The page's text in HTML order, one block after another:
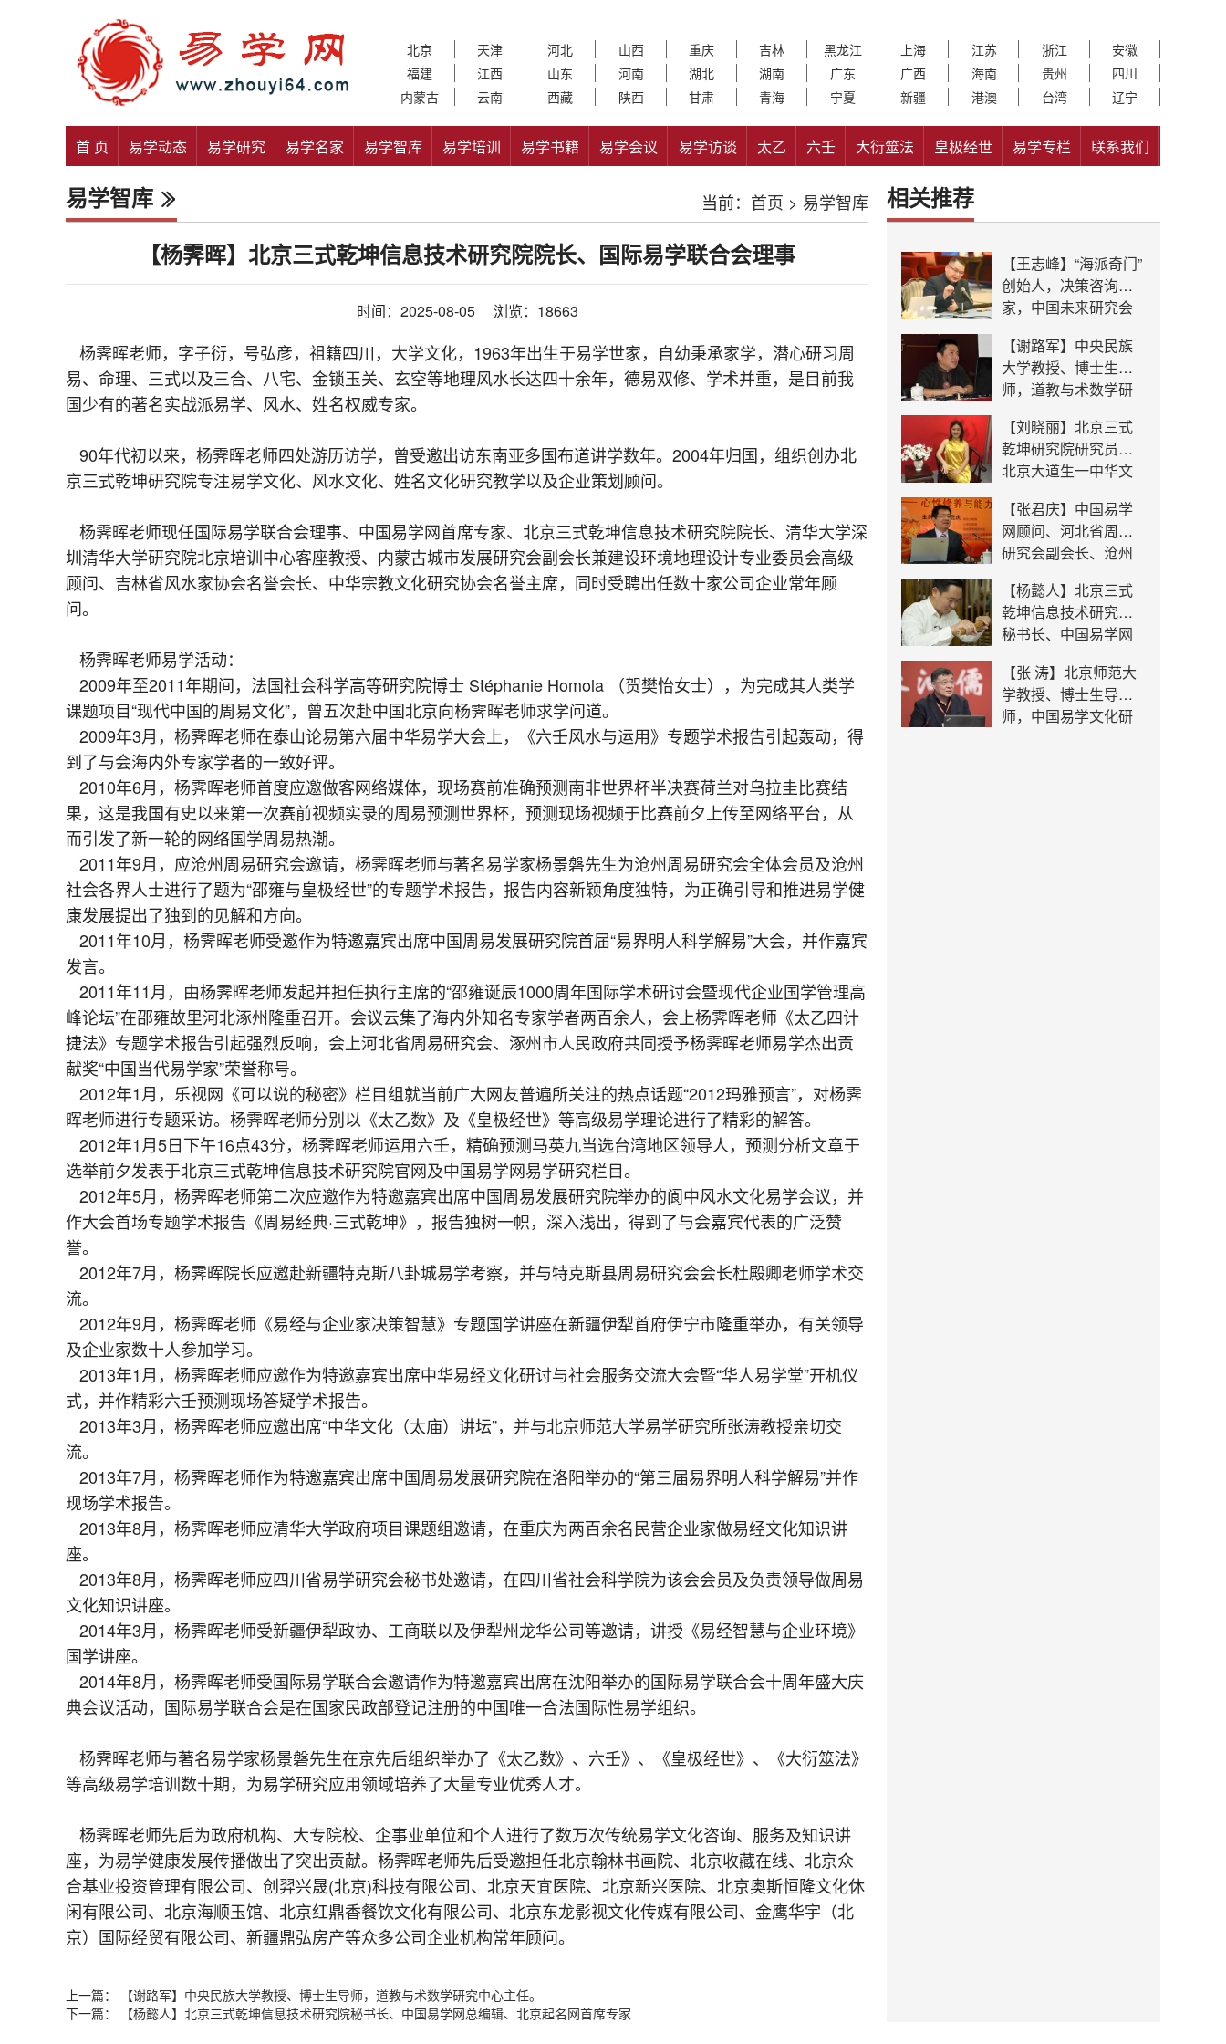
北京 天津 河北 山西 重庆 吉林 黑龙江 上海 江苏 浙江
安徽
福建
江西 山东 河南 湖北 湖南 广东 广西 海南 贵州
四川
内蒙古
云南 西藏 陕西 甘肃 青海 宁夏 新疆 港澳 台湾 辽宁
首 页 易学动态 易学研究 易学名家 易学智库 易学培训 易学书籍 易学会议 易学访谈 太乙 六壬 大衍筮法 皇极经世 易学专栏 联系我们
易学智库 当前： 首页 > 易学智库
【杨霁晖】北京三式乾坤信息技术研究院院长、国际易学联合会理事
时间：2025-08-05 浏览：18663
杨霁晖老师，字子衍，号弘彦，祖籍四川，大学文化，1963年出生于易学世家，自幼秉承家学，潜心研习周
易、命理、三式以及三合、八宅、金锁玉关、玄空等地理风水长达四十余年，德易双修、学术并重，是目前我
国少有的著名实战派易学、风水、姓名权威专家。
90年代初以来，杨霁晖老师四处游历访学，曾受邀出访东南亚多国布道讲学数年。2004年归国，组织创办北
京三式乾坤研究院专注易学文化、风水文化、姓名文化研究教学以及企业策划顾问。
杨霁晖老师现任国际易学联合会理事、中国易学网首席专家、北京三式乾坤信息技术研究院院长、清华大学深
圳清华大学研究院北京培训中心客座教授、内蒙古城市发展研究会副会长兼建设环境地理设计专业委员会高级
顾问、吉林省风水家协会名誉会长、中华宗教文化研究协会名誉主席，同时受聘出任数十家公司企业常年顾
问。
杨霁晖老师易学活动：
2009年至2011年期间，法国社会科学高等研究院博士 Stéphanie Homola （贺樊怡女士），为完成其人类学
课题项目“现代中国的周易文化”，曾五次赴中国北京向杨霁晖老师求学问道。
2009年3月，杨霁晖老师在泰山论易第六届中华易学大会上，《六壬风水与运用》专题学术报告引起轰动，得
到了与会海内外专家学者的一致好评。
2010年6月，杨霁晖老师首度应邀做客网络媒体，现场赛前准确预测南非世界杯半决赛荷兰对乌拉圭比赛结
果，这是我国有史以来第一次赛前视频实录的周易预测世界杯，预测现场视频于比赛前夕上传至网络平台，从
而引发了新一轮的网络国学周易热潮。
2011年9月，应沧州周易研究会邀请，杨霁晖老师与著名易学家杨景磐先生为沧州周易研究会全体会员及沧州
社会各界人士进行了题为“邵雍与皇极经世”的专题学术报告，报告内容新颖角度独特，为正确引导和推进易学健
康发展提出了独到的见解和方向。
2011年10月，杨霁晖老师受邀作为特邀嘉宾出席中国周易发展研究院首届“易界明人科学解易”大会，并作嘉宾
发言。
2011年11月，由杨霁晖老师发起并担任执行主席的“邵雍诞辰1000周年国际学术研讨会暨现代企业国学管理高
峰论坛”在邵雍故里河北涿州隆重召开。会议云集了海内外知名专家学者两百余人，会上杨霁晖老师《太乙四计
捷法》专题学术报告引起强烈反响，会上河北省周易研究会、涿州市人民政府共同授予杨霁晖老师易学杰出贡
献奖“中国当代易学家”荣誉称号。
2012年1月，乐视网《可以说的秘密》栏目组就当前广大网友普遍所关注的热点话题“2012玛雅预言”，对杨霁
晖老师进行专题采访。杨霁晖老师分别以《太乙数》及《皇极经世》等高级易学理论进行了精彩的解答。
2012年1月5日下午16点43分，杨霁晖老师运用六壬，精确预测马英九当选台湾地区领导人，预测分析文章于
选举前夕发表于北京三式乾坤信息技术研究院官网及中国易学网易学研究栏目。
2012年5月，杨霁晖老师第二次应邀作为特邀嘉宾出席中国周易发展研究院举办的阆中风水文化易学会议，并
作大会首场专题学术报告《周易经典·三式乾坤》，报告独树一帜，深入浅出，得到了与会嘉宾代表的广泛赞
誉。
2012年7月，杨霁晖院长应邀赴新疆特克斯八卦城易学考察，并与特克斯县周易研究会会长杜殿卿老师学术交
流。
2012年9月，杨霁晖老师《易经与企业家决策智慧》专题国学讲座在新疆伊犁首府伊宁市隆重举办，有关领导
及企业家数十人参加学习。
2013年1月，杨霁晖老师应邀作为特邀嘉宾出席中华易经文化研讨与社会服务交流大会暨“华人易学堂”开机仪
式，并作精彩六壬预测现场答疑学术报告。
2013年3月，杨霁晖老师应邀出席“中华文化（太庙）讲坛”，并与北京师范大学易学研究所张涛教授亲切交
流。
2013年7月，杨霁晖老师作为特邀嘉宾出席中国周易发展研究院在洛阳举办的“第三届易界明人科学解易”并作
现场学术报告。
2013年8月，杨霁晖老师应清华大学政府项目课题组邀请，在重庆为两百余名民营企业家做易经文化知识讲
座。
2013年8月，杨霁晖老师应四川省易学研究会秘书处邀请，在四川省社会科学院为该会会员及负责领导做周易
文化知识讲座。
2014年3月，杨霁晖老师受新疆伊犁政协、工商联以及伊犁州龙华公司等邀请，讲授《易经智慧与企业环境》
国学讲座。
2014年8月，杨霁晖老师受国际易学联合会邀请作为特邀嘉宾出席在沈阳举办的国际易学联合会十周年盛大庆
典会议活动，国际易学联合会是在国家民政部登记注册的中国唯一合法国际性易学组织。
杨霁晖老师与著名易学家杨景磐先生在京先后组织举办了《太乙数》、六壬》、《皇极经世》、《大衍筮法》
等高级易学培训数十期，为易学研究应用领域培养了大量专业优秀人才。
杨霁晖老师先后为政府机构、大专院校、企事业单位和个人进行了数万次传统易学文化咨询、服务及知识讲
座，为易学健康发展传播做出了突出贡献。杨霁晖老师先后受邀担任北京翰林书画院、北京收藏在线、北京众
合基业投资管理有限公司、创羿兴晟(北京)科技有限公司、北京天宜医院、北京新兴医院、北京奥斯恒隆文化休
闲有限公司、北京海顺玉馆、北京红鼎香餐饮文化有限公司、北京东龙影视文化传媒有限公司、金鹰华宇（北
京）国际经贸有限公司、新疆鼎弘房产等众多公司企业机构常年顾问。
上一篇：
【谢路军】中央民族大学教授、博士生导师，道教与术数学研究中心主任。
下一篇：
【杨懿人】北京三式乾坤信息技术研究院秘书长、中国易学网总编辑、北京起名网首席专家
相关推荐
【王志峰】“海派奇门”
创始人，决策咨询专
家，中国未来研究会
【谢路军】中央民族
大学教授、博士生导
师，道教与术数学研
【刘晓丽】北京三式
乾坤研究院研究员，
北京大道生一中华文
【张君庆】中国易学
网顾问、河北省周易
研究会副会长、沧州
会长兼总顾问，北京
三式乾坤研究院高级
学术顾问
【杨懿人】北京三式
乾坤信息技术研究院
秘书长、中国易学网
首席专家
【张 涛】北京师范大
学教授、博士生导
师，中国易学文化研